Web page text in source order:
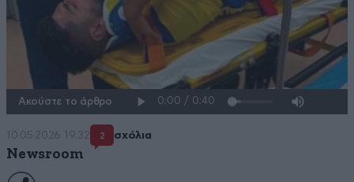
Ακούστε το άρθρο
10·05·2026 19:32 2 σχόλια
Newsroom